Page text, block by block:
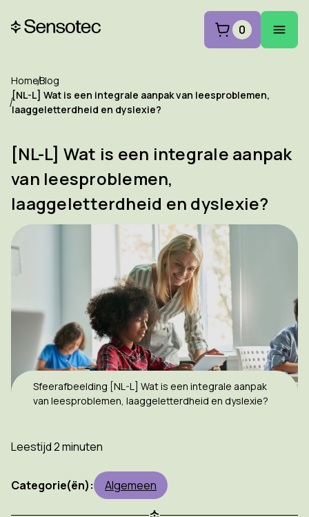
0
HomeBlog
[NL-L] Wat is een integrale aanpak van leesproblemen,
laaggeletterdheid en dyslexie?
[NL-L] Wat is een integrale aanpak
van leesproblemen,
laaggeletterdheid en dyslexie?
Sfeerafbeelding [NL-L] Wat is een integrale aanpak
van leesproblemen, laaggeletterdheid en dyslexie?
Leestijd 2 minuten
Categorie(ën): Algemeen